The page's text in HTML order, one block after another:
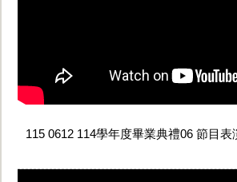
115 0612 114學年度畢業典禮06 節目表